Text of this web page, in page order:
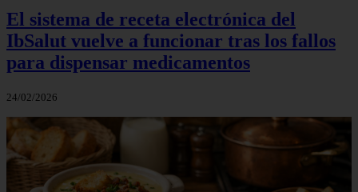
El sistema de receta electrónica del
IbSalut vuelve a funcionar tras los fallos
para dispensar medicamentos
24/02/2026